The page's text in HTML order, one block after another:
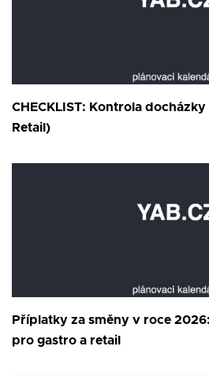
CHECKLIST: Kontrola
Retail)
Příplatky za směny v roce
pro gastro a retail